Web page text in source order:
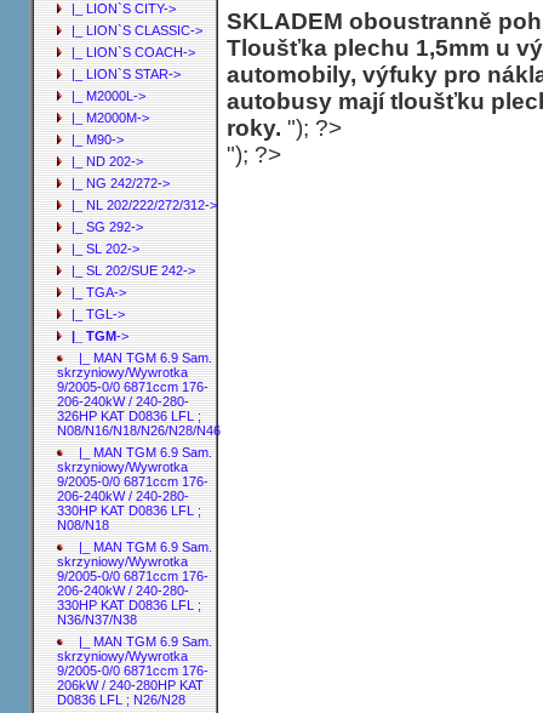
|_ LION`S CITY->
|_ LION`S CLASSIC->
|_ LION`S COACH->
|_ LION`S STAR->
|_ M2000L->
|_ M2000M->
|_ M90->
|_ ND 202->
|_ NG 242/272->
|_ NL 202/222/272/312->
|_ SG 292->
|_ SL 202->
|_ SL 202/SUE 242->
|_ TGA->
|_ TGL->
|_ TGM->
|_ MAN TGM 6.9 Sam.
skrzyniowy/Wywrotka
9/2005-0/0 6871ccm 176-
206-240kW / 240-280-
326HP KAT D0836 LFL ;
N08/N16/N18/N26/N28/N46
|_ MAN TGM 6.9 Sam.
skrzyniowy/Wywrotka
9/2005-0/0 6871ccm 176-
206-240kW / 240-280-
330HP KAT D0836 LFL ;
N08/N18
|_ MAN TGM 6.9 Sam.
skrzyniowy/Wywrotka
9/2005-0/0 6871ccm 176-
206-240kW / 240-280-
330HP KAT D0836 LFL ;
N36/N37/N38
|_ MAN TGM 6.9 Sam.
skrzyniowy/Wywrotka
9/2005-0/0 6871ccm 176-
206kW / 240-280HP KAT
D0836 LFL ; N26/N28
SKLADEM oboustranně
Tloušťka plechu 1,5mm u
automobily, výfuky pro
autobusy mají tloušťku
roky."); ?>
"); ?>